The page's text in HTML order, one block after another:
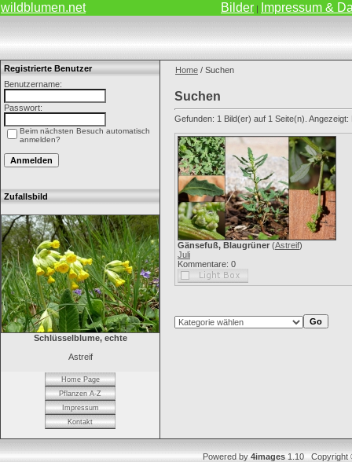
wildblumen.net Bilder | Impressum &
Registrierte Benutzer
Benutzername:
Passwort:
Beim nächsten Besuch automatisch
anmelden?
Zufallsbild
Schlüsselblume, echte
Astreif
Home Page
Pflanzen A-Z
Impressum
Kontakt
Home / Suchen
Suchen
Gefunden: 1 Bild(er) auf 1 Seite(n). Angezeigt:
Gänsefuß, Blaugrüner (Astreif)
Juli
Kommentare: 0
Powered by4images1.10 Copyright